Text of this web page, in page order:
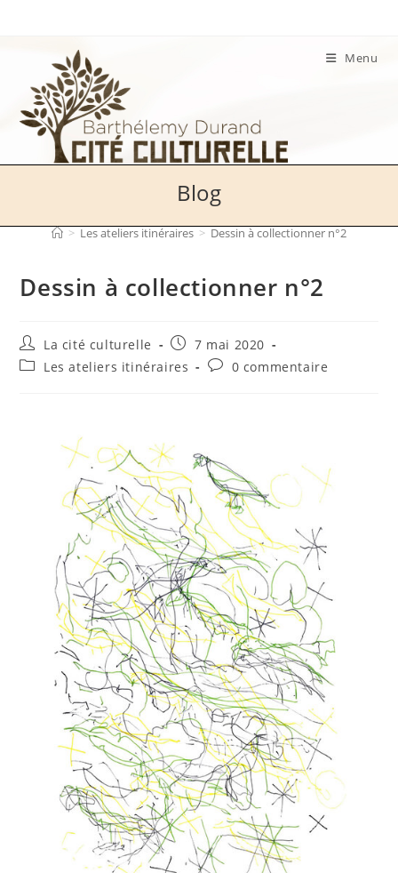
Menu
Blog
> Les ateliers itinéraires > Dessin à collectionner n°2
Dessin à collectionner n°2
Auteur/autrice
de
la
La cité culturelle
Publication
publiée :
7 mai 2020
PostLes ateliers itinéraires
Commentaires
0 commentaire